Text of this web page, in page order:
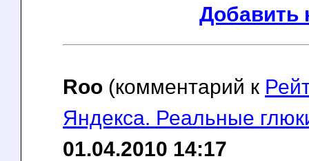
Добавить
Roo (комментарий к
Яндекса. Реальные
01.04.2010 14:17